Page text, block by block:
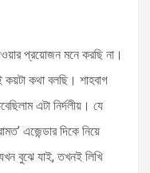
প্রয়োজন মনে করছি না।
কয়টা কথা বলছি। শাহবাগ
এটা নির্দলীয়। যে
এজেন্ডার দিকে নিয়ে
বুঝে যাই, তখনই লিখি